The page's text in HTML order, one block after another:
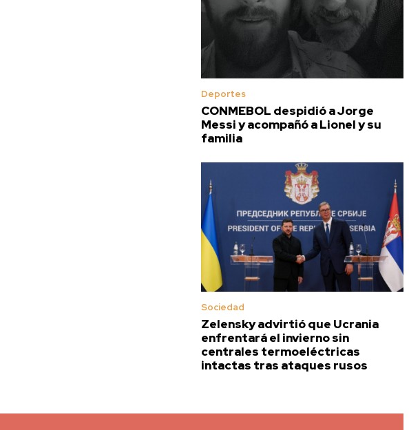
Deportes
CONMEBOL despidió a Jorge
Messi y acompañó a Lionel y su
familia
Sociedad
Zelensky advirtió que Ucrania
enfrentará el invierno sin
centrales termoeléctricas
intactas tras ataques rusos